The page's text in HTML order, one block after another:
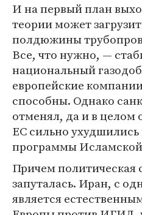
И на первый план
теории может
полдюжины
Все, что нужно, —
национальный
европейские
способны. Однако
отменял, да и в целом
ЕС сильно ухудшились
программы
Причем политическая
запуталась. Иран, с
является